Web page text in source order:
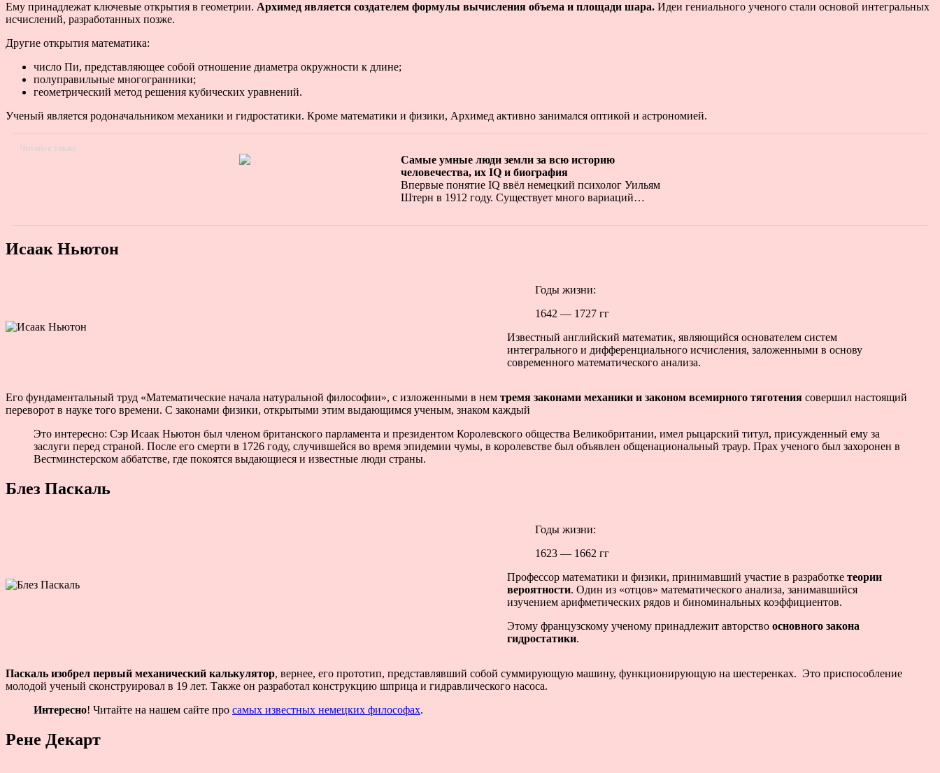
Ему принадлежат ключевые открытия в геометрии. Архимед является создателем формулы вычисления объема и площади шара. Идеи гениального ученого стали основой интегральных
исчислений, разработанных позже.
Другие открытия математика:
число Пи, представляющее собой отношение диаметра окружности к длине;
полуправильные многогранники;
геометрический метод решения кубических уравнений.
Ученый является родоначальником механики и гидростатики. Кроме математики и физики, Архимед активно занимался оптикой и астрономией.
Читайте также
Самые умные люди земли за всю историю
человечества, их IQ и биография
Впервые понятие IQ ввёл немецкий психолог Уильям
Штерн в 1912 году. Существует много вариаций…
Исаак Ньютон
Годы жизни:
1642 — 1727 гг
Известный английский математик, являющийся основателем систем
интегрального и дифференциального исчисления, заложенными в основу
современного математического анализа.
Его фундаментальный труд «Математические начала натуральной философии», с изложенными в нем тремя законами механики и законом всемирного тяготения совершил настоящий
переворот в науке того времени. С законами физики, открытыми этим выдающимся ученым, знаком каждый
Это интересно: Сэр Исаак Ньютон был членом британского парламента и президентом Королевского общества Великобритании, имел рыцарский титул, присужденный ему за
заслуги перед страной. После его смерти в 1726 году, случившейся во время эпидемии чумы, в королевстве был объявлен общенациональный траур. Прах ученого был захоронен в
Вестминстерском аббатстве, где покоятся выдающиеся и известные люди страны.
Блез Паскаль
Годы жизни:
1623 — 1662 гг
Профессор математики и физики, принимавший участие в разработкетеории
вероятности. Один из «отцов» математического анализа, занимавшийся
изучением арифметических рядов и биноминальных коэффициентов.
Этому французскому ученому принадлежит авторствоосновного закона
гидростатики.
Паскаль изобрел первый механический калькулятор, вернее, его прототип, представлявший собой суммирующую машину, функционирующую на шестеренках. Это приспособление
молодой ученый сконструировал в 19 лет. Также он разработал конструкцию шприца и гидравлического насоса.
Интересно! Читайте на нашем сайте про самых известных немецких философах.
Рене Декарт